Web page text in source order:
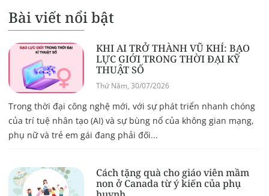
Bài viết nổi bật
KHI AI TRỞ THÀNH VŨ KHÍ: BẠO
LỰC GIỚI TRONG THỜI ĐẠI KỸ
THUẬT SỐ
Thứ Năm, 30/07/2026
Trong thời đại công nghệ mới, với sự phát triển nhanh chóng
của trí tuệ nhân tạo (AI) và sự bùng nổ của không gian mạng,
phụ nữ và trẻ em gái đang phải đối...
Cách tặng quà cho giáo viên mầm
non ở Canada từ ý kiến của phụ